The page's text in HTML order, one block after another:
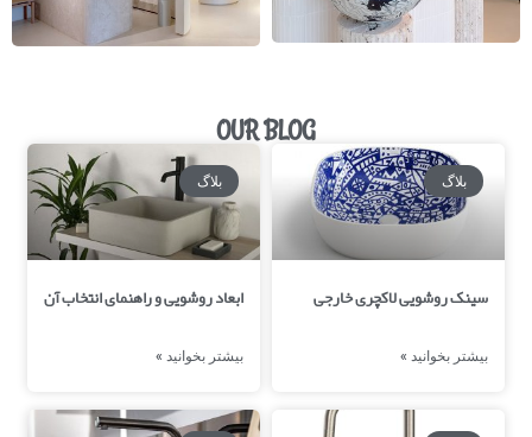
OUR BLOG
بلاگ
سینک روشویی لاکچری خارجی
بیشتر بخوانید »
بلاگ
ابعاد روشویی و راهنمای انتخاب آن
بیشتر بخوانید »